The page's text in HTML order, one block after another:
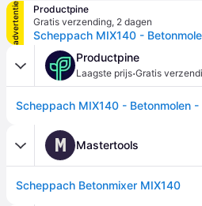
advertentie
Productpine
Gratis verzending, 2 dagen
Productpine
Laagste prijs·Gratis
M Mastertools
Scheppach Betonmixer MIX140